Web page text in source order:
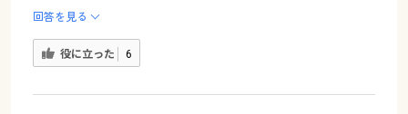
回答を見る
役に立った 6